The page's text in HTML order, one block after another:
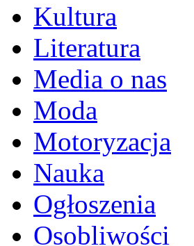
Kultura
Literatura
Media o nas
Moda
Motoryzacja
Nauka
Ogłoszenia
Osobliwości